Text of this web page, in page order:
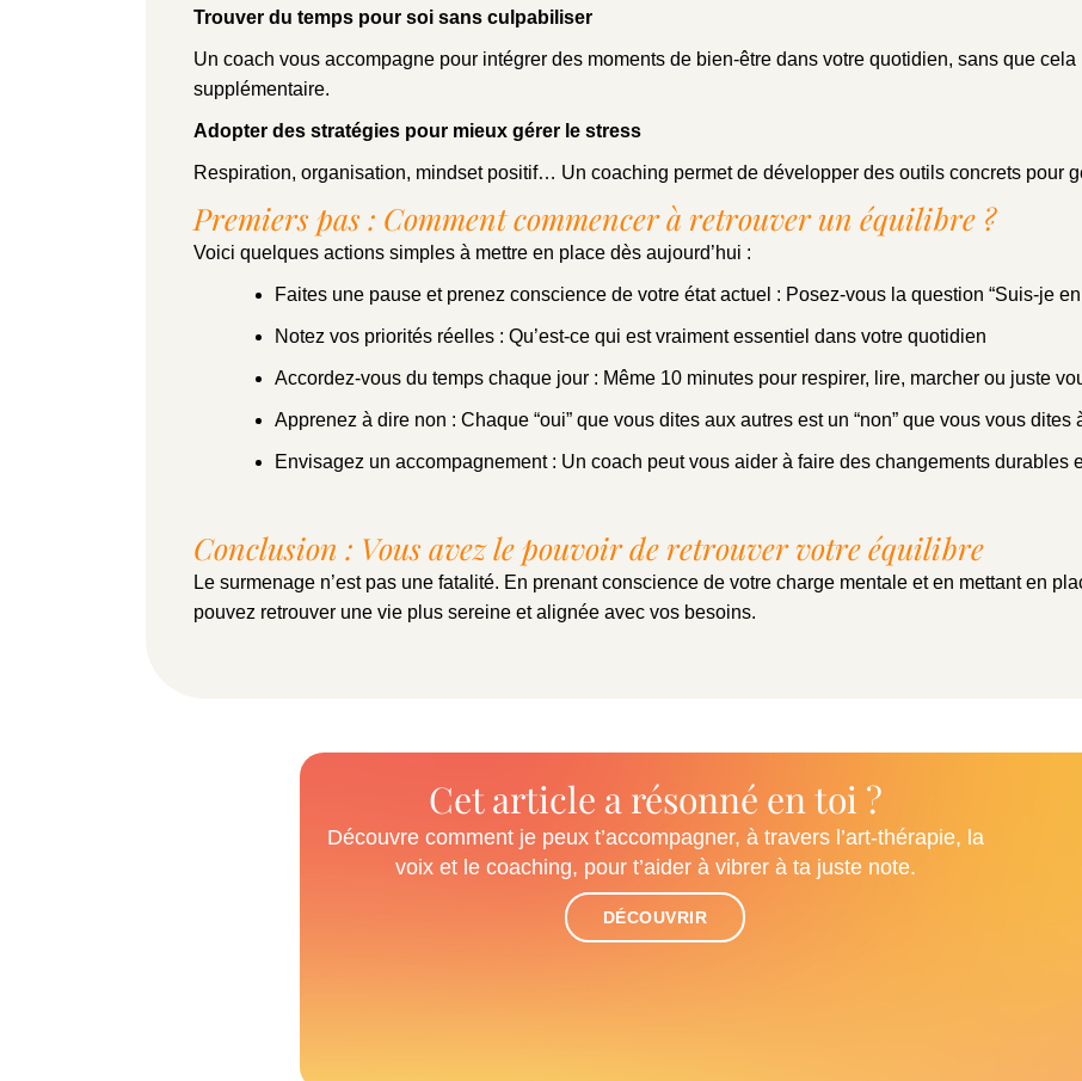
Trouver du temps pour soi sans culpabiliser
Un coach vous accompagne pour intégrer des moments de bien-être dans votre quotidien, sans que
supplémentaire.
Adopter des stratégies pour mieux gérer le stress
Respiration, organisation, mindset positif… Un coaching permet de développer des outils concrets pour
Premiers pas : Comment commencer à retrouver un équilibre ?
Voici quelques actions simples à mettre en place dès aujourd’hui :
Faites une pause et prenez conscience de votre état actuel : Posez-vous la question “Suis-je en
Notez vos priorités réelles : Qu’est-ce qui est vraiment essentiel dans votre quotidien
Accordez-vous du temps chaque jour : Même 10 minutes pour respirer, lire, marcher ou juste
Apprenez à dire non : Chaque “oui” que vous dites aux autres est un “non” que vous vous dites
Envisagez un accompagnement : Un coach peut vous aider à faire des changements durables
Conclusion : Vous avez le pouvoir de retrouver votre équilibre
Le surmenage n’est pas une fatalité. En prenant conscience de votre charge mentale et en mettant en
pouvez retrouver une vie plus sereine et alignée avec vos besoins.
Cet article a résonné en toi ?
Découvre comment je peux t’accompagner, à travers l’art-thérapie, la
voix et le coaching, pour t’aider à vibrer à ta juste note.
DÉCOUVRIR